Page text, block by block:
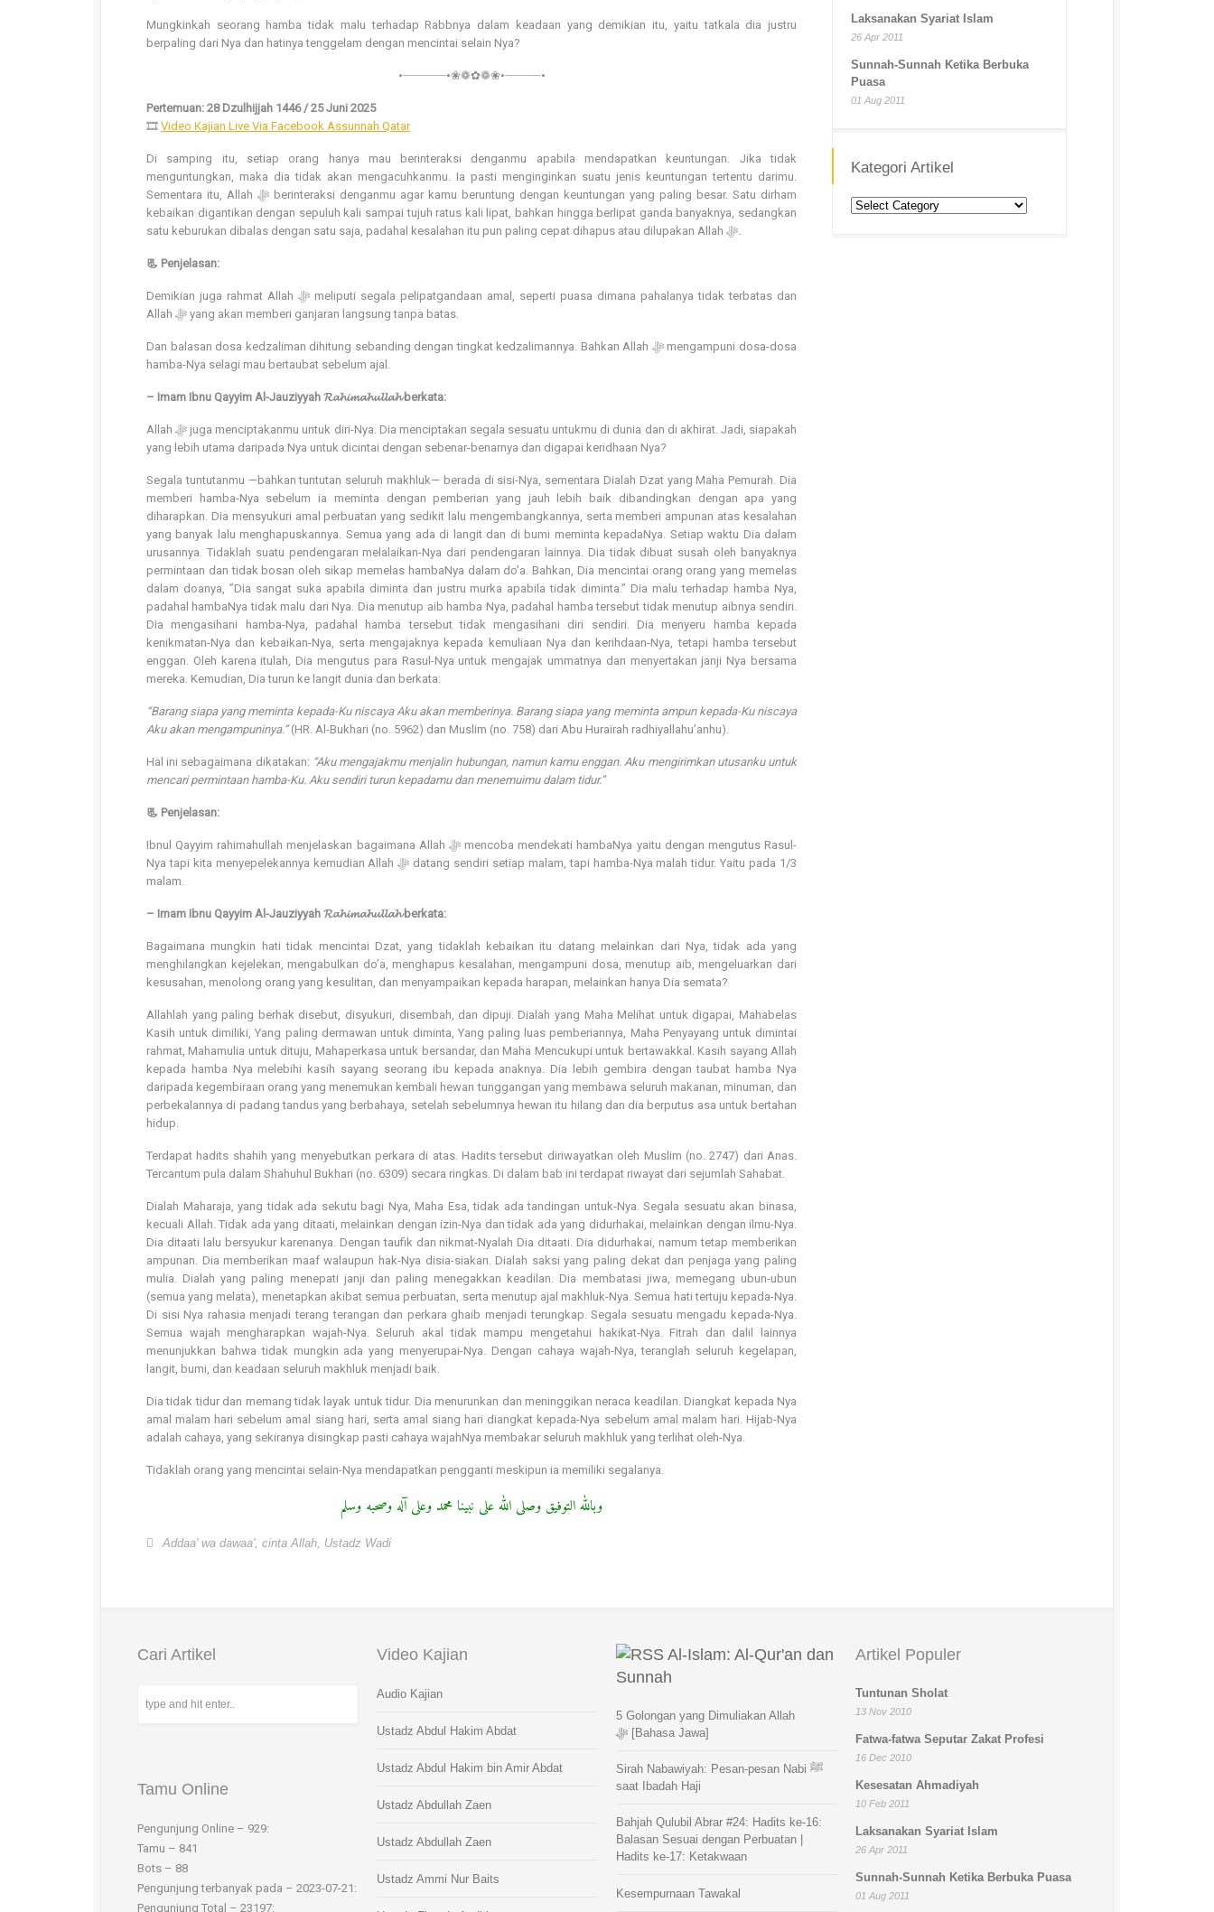
Mungkinkah seorang hamba tidak malu terhadap Rabbnya dalam keadaan yang demikian itu, yaitu tatkala dia justru
berpaling dari Nya dan hatinya tenggelam dengan mencintai selain Nya?
•┈┈┈┈┈┈•❀❁✿❁❀•┈┈┈┈┈•
Pertemuan: 28 Dzulhijjah 1446 / 25 Juni 2025
🎞 Video Kajian Live Via Facebook Assunnah Qatar
Di samping itu, setiap orang hanya mau berinteraksi denganmu apabila mendapatkan keuntungan. Jika tidak
menguntungkan, maka dia tidak akan mengacuhkanmu. Ia pasti menginginkan suatu jenis keuntungan tertentu darimu.
Sementara itu, Allah ﷻ berinteraksi denganmu agar kamu beruntung dengan keuntungan yang paling besar. Satu dirham
kebaikan digantikan dengan sepuluh kali sampai tujuh ratus kali lipat, bahkan hingga berlipat ganda banyaknya, sedangkan
satu keburukan dibalas dengan satu saja, padahal kesalahan itu pun paling cepat dihapus atau dilupakan Allah ﷻ.
📃 Penjelasan:
Demikian juga rahmat Allah ﷻ meliputi segala pelipatgandaan amal, seperti puasa dimana pahalanya tidak terbatas dan
Allah ﷻ yang akan memberi ganjaran langsung tanpa batas.
Dan balasan dosa kedzaliman dihitung sebanding dengan tingkat kedzalimannya. Bahkan Allah ﷻ mengampuni dosa-dosa
hamba-Nya selagi mau bertaubat sebelum ajal.
– Imam Ibnu Qayyim Al-Jauziyyah 𝓡𝓪𝓱𝓲𝓶𝓪𝓱𝓾𝓵𝓵𝓪𝓱 berkata:
Allah ﷻ juga menciptakanmu untuk diri-Nya. Dia menciptakan segala sesuatu untukmu di dunia dan di akhirat. Jadi, siapakah
yang lebih utama daripada Nya untuk dicintai dengan sebenar-benarnya dan digapai keridhaan Nya?
Segala tuntutanmu —bahkan tuntutan seluruh makhluk— berada di sisi-Nya, sementara Dialah Dzat yang Maha Pemurah. Dia
memberi hamba-Nya sebelum ia meminta dengan pemberian yang jauh lebih baik dibandingkan dengan apa yang
diharapkan. Dia mensyukuri amal perbuatan yang sedikit lalu mengembangkannya, serta memberi ampunan atas kesalahan
yang banyak lalu menghapuskannya. Semua yang ada di langit dan di bumi meminta kepadaNya. Setiap waktu Dia dalam
urusannya. Tidaklah suatu pendengaran melalaikan-Nya dari pendengaran lainnya. Dia tidak dibuat susah oleh banyaknya
permintaan dan tidak bosan oleh sikap memelas hambaNya dalam do’a. Bahkan, Dia mencintai orang orang yang memelas
dalam doanya, ”Dia sangat suka apabila diminta dan justru murka apabila tidak diminta.” Dia malu terhadap hamba Nya,
padahal hambaNya tidak malu dari Nya. Dia menutup aib hamba Nya, padahal hamba tersebut tidak menutup aibnya sendiri.
Dia mengasihani hamba-Nya, padahal hamba tersebut tidak mengasihani diri sendiri. Dia menyeru hamba kepada
kenikmatan-Nya dan kebaikan-Nya, serta mengajaknya kepada kemuliaan Nya dan kerihdaan-Nya, tetapi hamba tersebut
enggan. Oleh karena itulah, Dia mengutus para Rasul-Nya untuk mengajak ummatnya dan menyertakan janji Nya bersama
mereka. Kemudian, Dia turun ke langit dunia dan berkata:
“Barang siapa yang meminta kepada-Ku niscaya Aku akan memberinya. Barang siapa yang meminta ampun kepada-Ku niscaya
Aku akan mengampuninya.”(HR. Al-Bukhari (no. 5962) dan Muslim (no. 758) dari Abu Hurairah radhiyallahu’anhu).
Hal ini sebagaimana dikatakan: “Aku mengajakmu menjalin hubungan, namun kamu enggan. Aku mengirimkan utusanku untuk
mencari permintaan hamba-Ku. Aku sendiri turun kepadamu dan menemuimu dalam tidur.”
📃 Penjelasan:
Ibnul Qayyim rahimahullah menjelaskan bagaimana Allah ﷻ mencoba mendekati hambaNya yaitu dengan mengutus Rasul-
Nya tapi kita menyepelekannya kemudian Allah ﷻ datang sendiri setiap malam, tapi hamba-Nya malah tidur. Yaitu pada 1/3
malam.
– Imam Ibnu Qayyim Al-Jauziyyah 𝓡𝓪𝓱𝓲𝓶𝓪𝓱𝓾𝓵𝓵𝓪𝓱 berkata:
Bagaimana mungkin hati tidak mencintai Dzat, yang tidaklah kebaikan itu datang melainkan dari Nya, tidak ada yang
menghilangkan kejelekan, mengabulkan do’a, menghapus kesalahan, mengampuni dosa, menutup aib, mengeluarkan dari
kesusahan, menolong orang yang kesulitan, dan menyampaikan kepada harapan, melainkan hanya Dia semata?
Allahlah yang paling berhak disebut, disyukuri, disembah, dan dipuji. Dialah yang Maha Melihat untuk digapai, Mahabelas
Kasih untuk dimiliki, Yang paling dermawan untuk diminta, Yang paling luas pemberiannya, Maha Penyayang untuk dimintai
rahmat, Mahamulia untuk dituju, Mahaperkasa untuk bersandar, dan Maha Mencukupi untuk bertawakkal. Kasih sayang Allah
kepada hamba Nya melebihi kasih sayang seorang ibu kepada anaknya. Dia lebih gembira dengan taubat hamba Nya
daripada kegembiraan orang yang menemukan kembali hewan tunggangan yang membawa seluruh makanan, minuman, dan
perbekalannya di padang tandus yang berbahaya, setelah sebelumnya hewan itu hilang dan dia berputus asa untuk bertahan
hidup.
Terdapat hadits shahih yang menyebutkan perkara di atas. Hadits tersebut diriwayatkan oleh Muslim (no. 2747) dari Anas.
Tercantum pula dalam Shahuhul Bukhari (no. 6309) secara ringkas. Di dalam bab ini terdapat riwayat dari sejumlah Sahabat.
Dialah Maharaja, yang tidak ada sekutu bagi Nya, Maha Esa, tidak ada tandingan untuk-Nya. Segala sesuatu akan binasa,
kecuali Allah. Tidak ada yang ditaati, melainkan dengan izin-Nya dan tidak ada yang didurhakai, melainkan dengan ilmu-Nya.
Dia ditaati lalu bersyukur karenanya. Dengan taufik dan nikmat-Nyalah Dia ditaati. Dia didurhakai, namum tetap memberikan
ampunan. Dia memberikan maaf walaupun hak-Nya disia-siakan. Dialah saksi yang paling dekat dan penjaga yang paling
mulia. Dialah yang paling menepati janji dan paling menegakkan keadilan. Dia membatasi jiwa, memegang ubun-ubun
(semua yang melata), menetapkan akibat semua perbuatan, serta menutup ajal makhluk-Nya. Semua hati tertuju kepada-Nya.
Di sisi Nya rahasia menjadi terang terangan dan perkara ghaib menjadi terungkap. Segala sesuatu mengadu kepada-Nya.
Semua wajah mengharapkan wajah-Nya. Seluruh akal tidak mampu mengetahui hakikat-Nya. Fitrah dan dalil lainnya
menunjukkan bahwa tidak mungkin ada yang menyerupai-Nya. Dengan cahaya wajah-Nya, teranglah seluruh kegelapan,
langit, bumi, dan keadaan seluruh makhluk menjadi baik.
Dia tidak tidur dan memang tidak layak untuk tidur. Dia menurunkan dan meninggikan neraca keadilan. Diangkat kepada Nya
amal malam hari sebelum amal siang hari, serta amal siang hari diangkat kepada-Nya sebelum amal malam hari. Hijab-Nya
adalah cahaya, yang sekiranya disingkap pasti cahaya wajahNya membakar seluruh makhluk yang terlihat oleh-Nya.
Tidaklah orang yang mencintai selain-Nya mendapatkan pengganti meskipun ia memiliki segalanya.
وبالله التوفيق وصلى الله على نبينا محمد وعلى آله وصحبه وسلم
Addaa' wa dawaa', cinta Allah, Ustadz Wadi
Laksanakan Syariat Islam
26 Apr 2011
Sunnah-Sunnah Ketika Berbuka
Puasa
01 Aug 2011
Kategori Artikel
Kategori
Cari Artikel
Tamu Online
Pengunjung Online – 929:
Tamu – 841
Bots – 88
Pengunjung terbanyak pada – 2023-07-21:
Pengunjung Total – 23197:
Video Kajian
Audio Kajian
Ustadz Abdul Hakim Abdat
Ustadz Abdul Hakim bin Amir Abdat
Ustadz Abdullah Zaen
Ustadz Abdullah Zaen
Ustadz Ammi Nur Baits
Al-Islam: Al-Qur'an dan
Sunnah
5 Golongan yang Dimuliakan Allah
ﷻ [Bahasa Jawa]
Sirah Nabawiyah: Pesan-pesan Nabi ﷺ
saat Ibadah Haji
Bahjah Qulubil Abrar #24: Hadits ke-16:
Balasan Sesuai dengan Perbuatan |
Hadits ke-17: Ketakwaan
Kesempurnaan Tawakal
Artikel Populer
Tuntunan Sholat
13 Nov 2010
Fatwa-fatwa Seputar Zakat Profesi
16 Dec 2010
Kesesatan Ahmadiyah
10 Feb 2011
Laksanakan Syariat Islam
26 Apr 2011
Sunnah-Sunnah Ketika Berbuka Puasa
01 Aug 2011